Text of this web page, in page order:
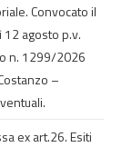
Convocato il
agosto p.v.
n. 1299/2026
–
ex art.26. Esiti